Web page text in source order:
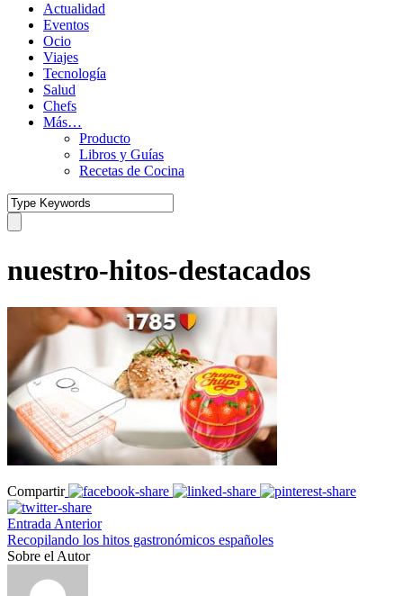
Actualidad
Eventos
Ocio
Viajes
Tecnología
Salud
Chefs
Más…
Producto
Libros y Guías
Recetas de Cocina
nuestro-hitos-destacados
Compartir
Entrada Anterior
Recopilando los hitos gastronómicos españoles
Sobre el Autor